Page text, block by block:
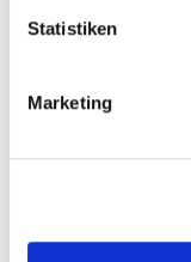
Statistiken
Marketing
2015
2013